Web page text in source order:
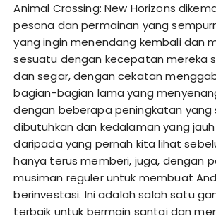
Animal Crossing: New Horizons
pesona dan permainan yang
yang ingin menendang kembali dan
sesuatu dengan kecepatan mereka
dan segar, dengan cekatan
bagian-bagian lama yang
dengan beberapa peningkatan yang
dibutuhkan dan kedalaman yang
daripada yang pernah kita lihat
hanya terus memberi, juga, dengan
musiman reguler untuk membuat
berinvestasi. Ini adalah salah satu
terbaik untuk bermain santai dan